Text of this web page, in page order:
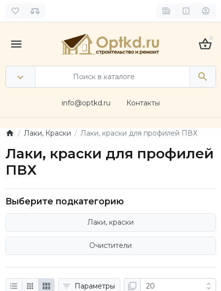
0
info@optkd.ru Контакты
Лаки, Краски Лаки, краски для профилей ПВХ
Лаки, краски для профилей
ПВХ
Выберите подкатегорию
Лаки, краски
Очистители
Параметры